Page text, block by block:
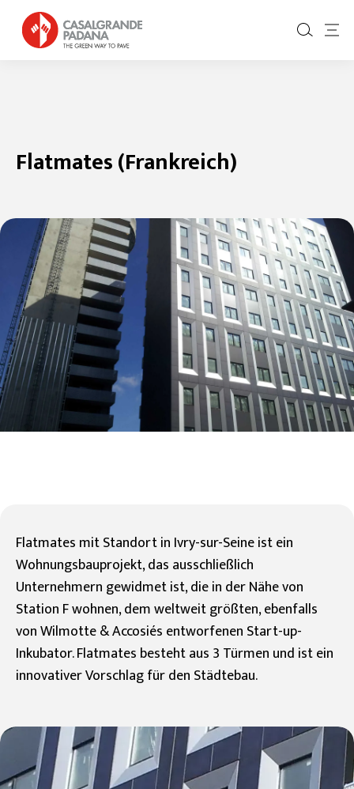
Flatmates (Frankreich)
Flatmates mit Standort in Ivry-sur-Seine ist ein
Wohnungsbauprojekt, das ausschließlich
Unternehmern gewidmet ist, die in der Nähe von
Station F wohnen, dem weltweit größten, ebenfalls
von Wilmotte & Accosiés entworfenen Start-up-
Inkubator. Flatmates besteht aus 3 Türmen und ist ein
innovativer Vorschlag für den Städtebau.